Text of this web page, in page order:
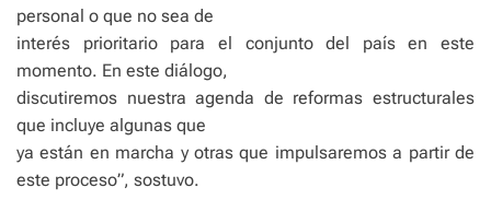
personal o que no sea de
interés prioritario para el conjunto del país en este
momento. En este diálogo,
discutiremos nuestra agenda de reformas estructurales
que incluye algunas que
ya están en marcha y otras que impulsaremos a partir de
este proceso”, sostuvo.